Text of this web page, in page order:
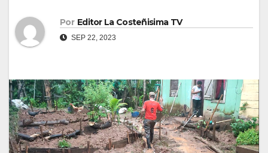
Por Editor La Costeñisima TV
SEP 22, 2023